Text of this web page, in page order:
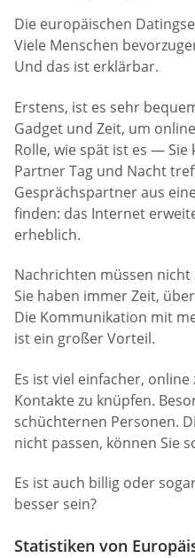
Die europäischen
Viele Menschen
Und das ist erklärbar.
Erstens, ist es sehr
Gadget und Zeit, um
Rolle, wie spät ist es —
Partner Tag und Nacht
Gesprächspartner aus
finden: das Internet
erheblich.
Nachrichten müssen
Sie haben immer Zeit,
Die Kommunikation mit
ist ein großer Vorteil.
Es ist viel einfacher,
Kontakte zu knüpfen.
schüchternen Personen.
nicht passen, können Sie
Es ist auch billig oder
besser sein?
Statistiken von